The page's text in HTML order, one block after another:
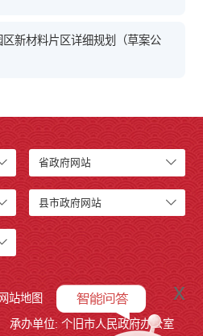
区新材料片区详细规划（草案公
省政府网站
县市政府网站
网站地图
承办单位: 个旧市人民政府办公室
x